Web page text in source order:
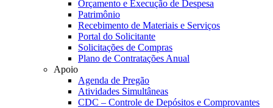
Orçamento e Execução de Despesa
Patrimônio
Recebimento de Materiais e Serviços
Portal do Solicitante
Solicitações de Compras
Plano de Contratações Anual
Apoio
Agenda de Pregão
Atividades Simultâneas
CDC – Controle de Depósitos e Comprovantes